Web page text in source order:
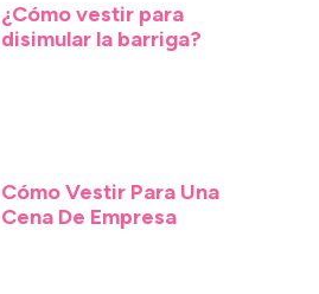
¿Cómo vestir para
disimular la barriga?
Cómo Vestir Para Una
Cena De Empresa